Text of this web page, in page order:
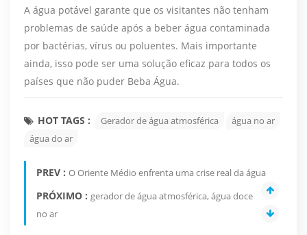
A água potável garante que os visitantes não tenham
problemas de saúde após a beber água contaminada
por bactérias, vírus ou poluentes. Mais importante
ainda, isso pode ser uma solução eficaz para todos os
países que não puder Beba Água.
HOT TAGS : Gerador de água atmosférica
água no ar
água do ar
PREV : O Oriente Médio enfrenta uma crise real da água
PRÓXIMO : gerador de água atmosférica, água doce
no ar